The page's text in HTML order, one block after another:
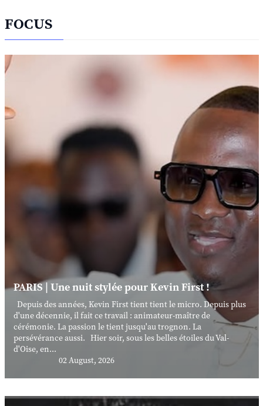
FOCUS
PARIS | Une nuit stylée pour Kevin First !
Depuis des années, Kevin First tient tient le micro. Depuis plus
d'une décennie, il fait ce travail : animateur-maître de
cérémonie. La passion le tient jusqu'au trognon. La
persévérance aussi. Hier soir, sous les belles étoiles du Val-
d'Oise, en...
02 August, 2026